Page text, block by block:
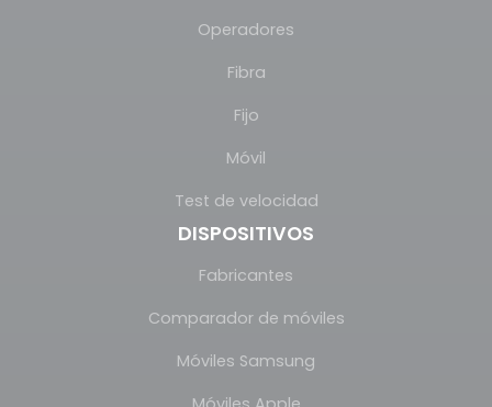
Operadores
Fibra
Fijo
Móvil
Test de velocidad
DISPOSITIVOS
Fabricantes
Comparador de móviles
Móviles Samsung